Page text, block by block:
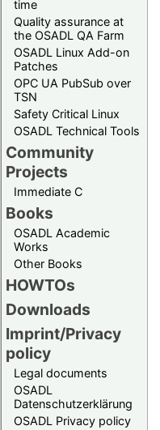
time
Quality assurance at
the OSADL QA Farm
OSADL Linux Add-on
Patches
OPC UA PubSub over
TSN
Safety Critical Linux
OSADL Technical Tools
Community
Projects
Immediate C
Books
OSADL Academic
Works
Other Books
HOWTOs
Downloads
Imprint/Privacy
policy
Legal documents
OSADL
Datenschutzerklärung
OSADL Privacy policy